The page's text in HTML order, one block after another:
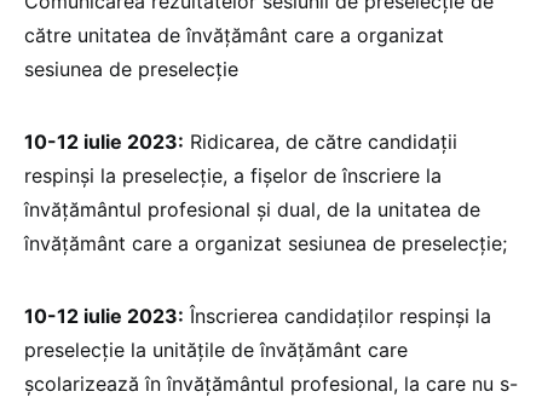
către unitatea de învățământ care a organizat
sesiunea de preselecție
10-12 iulie 2023: Ridicarea, de către candidații
respinși la preselecție, a fișelor de înscriere la
învățământul profesional și dual, de la unitatea de
învățământ care a organizat sesiunea de preselecție;
10-12 iulie 2023: Înscrierea candidaților respinși la
preselecție la unitățile de învățământ care
școlarizează în învățământul profesional, la care nu s-